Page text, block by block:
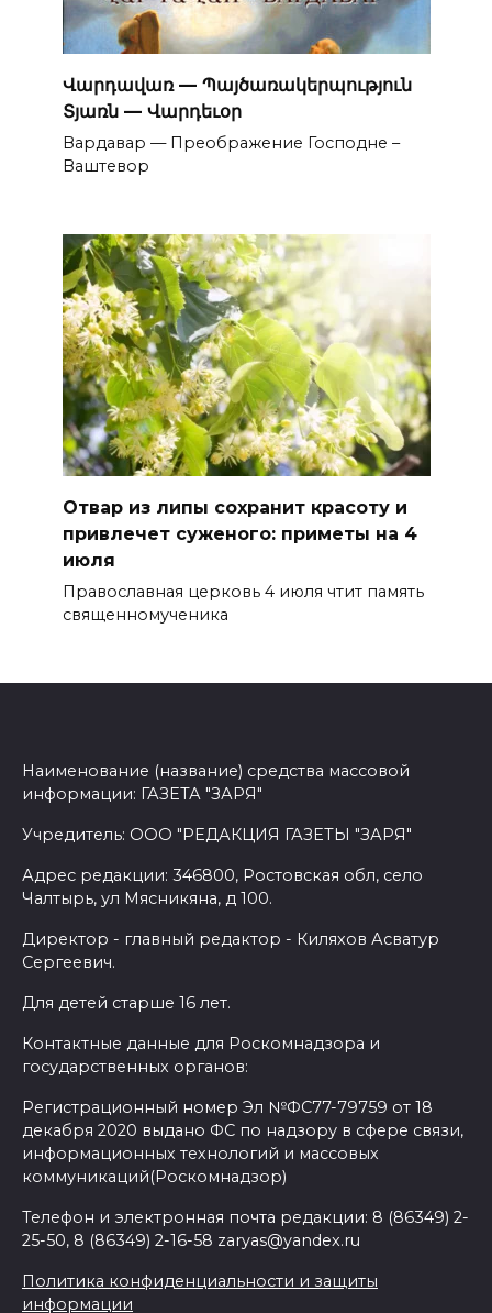
Վարդավառ — Պայծառակերպություն
Տյառն — Վարդեւօր
Вардавар — Преображение Господне –
Ваштевор
Отвар из липы сохранит красоту и
привлечет суженого: приметы на 4
июля
Православная церковь 4 июля чтит память
священномученика
Наименование (название) средства массовой
информации: ГАЗЕТА "ЗАРЯ"
Учредитель: ООО "РЕДАКЦИЯ ГАЗЕТЫ "ЗАРЯ"
Адрес редакции: 346800, Ростовская обл, село
Чалтырь, ул Мясникяна, д 100.
Директор - главный редактор - Киляхов Асватур
Сергеевич.
Для детей старше 16 лет.
Контактные данные для Роскомнадзора и
государственных органов:
Регистрационный номер Эл №ФС77-79759 от 18
декабря 2020 выдано ФС по надзору в сфере связи,
информационных технологий и массовых
коммуникаций(Роскомнадзор)
Телефон и электронная почта редакции: 8 (86349) 2-
25-50, 8 (86349) 2-16-58 zaryas@yandex.ru
Политика конфиденциальности и защиты
информации